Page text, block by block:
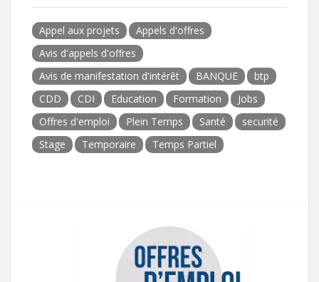
Appel aux projets
Appels d'offres
Avis d'appels d'offres
Avis de manifestation d'intérêt
BANQUE
btp
CDD
CDI Education Formation
Jobs
Offres d'emploi
Plein Temps Santé
securité
Stage
Temporaire Temps Partiel